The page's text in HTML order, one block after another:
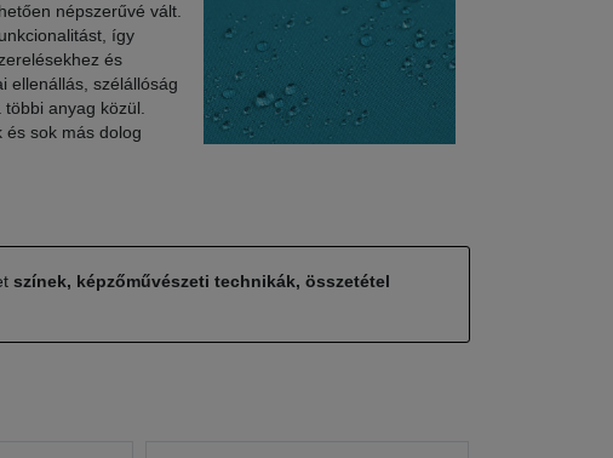
népszerűvé vált.
így
és
ellenállás, szélállóság
anyag közül.
és sok más dolog
színek, képzőművészeti technikák, összetétel